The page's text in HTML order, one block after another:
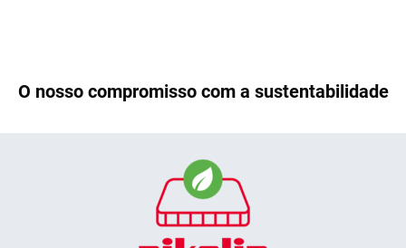
O nosso compromisso com a sustentabilidade